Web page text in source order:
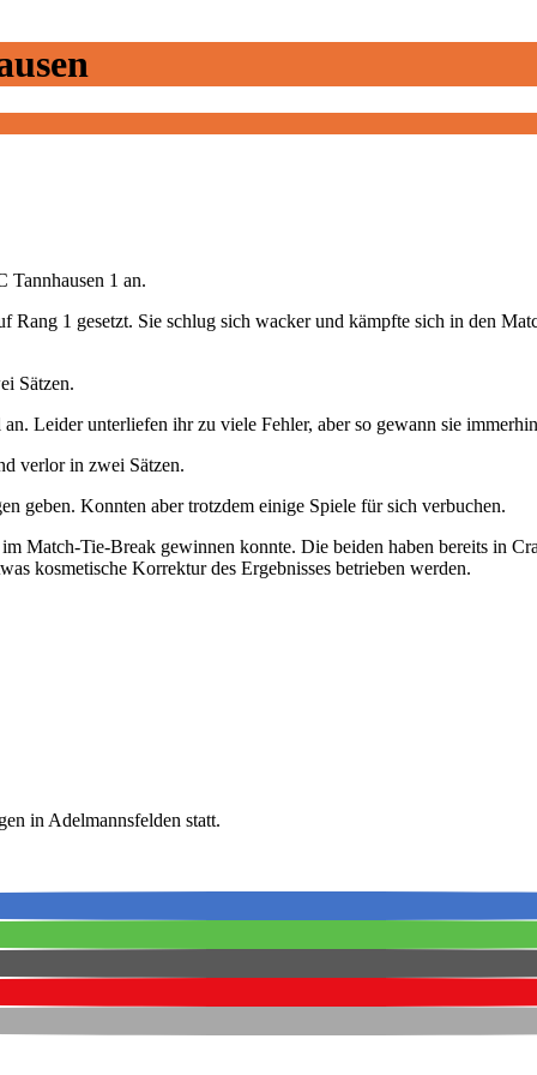
Tannhausen 1 an.
Rang 1 gesetzt. Sie schlug sich wacker und kämpfte sich in den
Sätzen.
Leider unterliefen ihr zu viele Fehler, aber so gewann sie
verlor in zwei Sätzen.
geben. Konnten aber trotzdem einige Spiele für sich verbuchen.
Match-Tie-Break gewinnen konnte. Die beiden haben bereits in
kosmetische Korrektur des Ergebnisses betrieben werden.
in Adelmannsfelden statt.